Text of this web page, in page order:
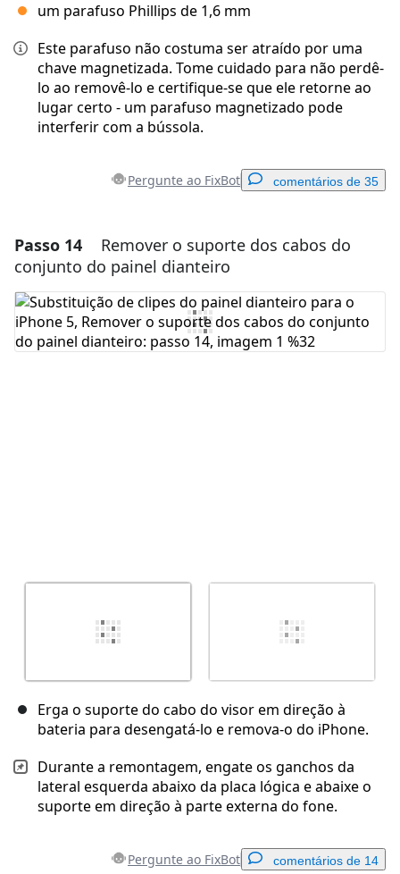
um parafuso Phillips de 1,6 mm
Este parafuso não costuma ser atraído por uma
chave magnetizada. Tome cuidado para não perdê-
lo ao removê-lo e certifique-se que ele retorne ao
lugar certo - um parafuso magnetizado pode
interferir com a bússola.
Pergunte ao FixBot comentários de 35
Adicionar um comentário
Comentar
Passo 14
Remover o suporte dos cabos do
conjunto do painel dianteiro
Erga o suporte do cabo do visor em direção à
bateria para desengatá-lo e remova-o do iPhone.
Durante a remontagem, engate os ganchos da
lateral esquerda abaixo da placa lógica e abaixe o
suporte em direção à parte externa do fone.
Pergunte ao FixBot comentários de 14